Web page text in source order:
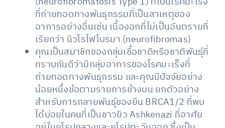
ที่ถ่ายทอดทางพันธุกรรมที่เป็นสาเหตุของ
อาการอย่างอื่นเช่น เนื้องอกที่ไม่เป็นอันตรายที่
เรียกว่า นิวโรไฟโบรมา (neurofibromas)
คุณเป็นสมาชิกของกลุ่มเชื้อชาติหรือชาติพันธุ์ที่
ทราบกันดีว่ามีกลุ่มอาการของโรคมะเร็งที่
ถ่ายทอดทางพันธุกรรม และคุณมีปัจจัยอย่าง
น้อยหนึ่งข้อตามรายการข้างบน ยกตัวอย่าง
สำหรับการกลายพันธุ์ของยีน BRCA1/2 ที่พบ
ได้บ่อยในคนที่เป็นชาวยิว Ashkenazi ที่อาศัย